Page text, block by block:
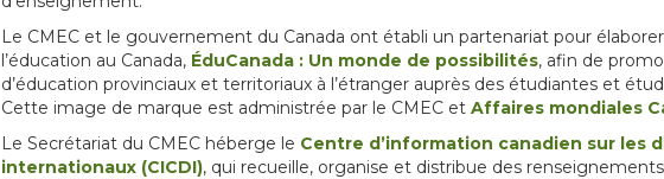
Le CMEC et le gouvernement du Canada ont établi un partenariat pour
l’éducation au Canada, ÉduCanada : Un monde de possibilités, afin de
d’éducation provinciaux et territoriaux à l’étranger auprès des étudiantes et
Cette image de marque est administrée par le CMEC et Affaires mondiales
Le Secrétariat du CMEC héberge le Centre d’information canadien sur les
internationaux (CICDI), qui recueille, organise et distribue des